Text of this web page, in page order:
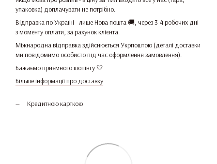
упаковка) доплачувати не потрібно.
Відправка по Україні - лише Нова пошта 🚚, через 3-4 робочих дні
з моменту оплати, за рахунок клієнта.
Міжнародна відправка здійснюється Укрпоштою (деталі доставки
ми повідомимо особисто під час оформлення замовлення).
Бажаємо приємного шопінгу 🤍
Більше інформації про доставку
Кредитною карткою